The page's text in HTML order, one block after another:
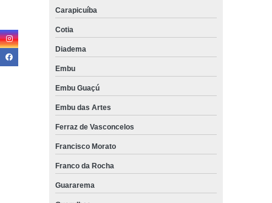
Carapicuíba
Cotia
Diadema
Embu
Embu Guaçú
Embu das Artes
Ferraz de Vasconcelos
Francisco Morato
Franco da Rocha
Guararema